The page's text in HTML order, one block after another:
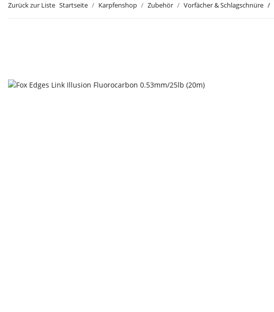
Zurück zur Liste Startseite Karpfenshop Zubehör Vorfächer & Schlagschnüre